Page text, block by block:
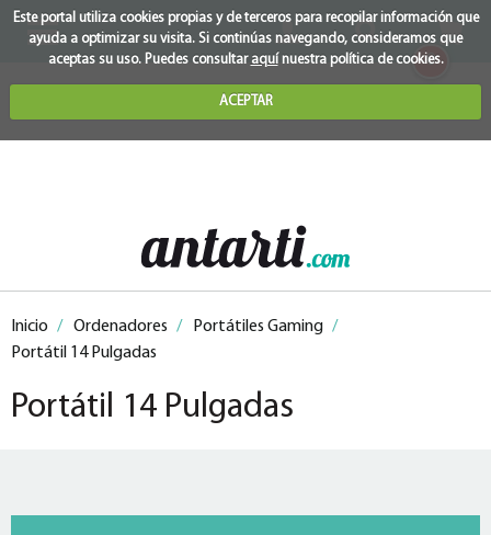
Este portal utiliza cookies propias y de terceros para recopilar información que
ayuda a optimizar su visita. Si continúas navegando, consideramos que
aceptas su uso. Puedes consultar aquínuestra política de cookies.
ACEPTAR
0
Inicio / Ordenadores / Portátiles Gaming /
Portátil 14 Pulgadas
Portátil 14 Pulgadas